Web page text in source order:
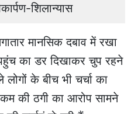
शिलान्यास
मानसिक दबाव में रखा
का डर दिखाकर चुप रहने
के बीच भी चर्चा का
की ठगी का आरोप सामने